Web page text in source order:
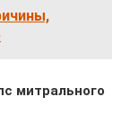
митрального